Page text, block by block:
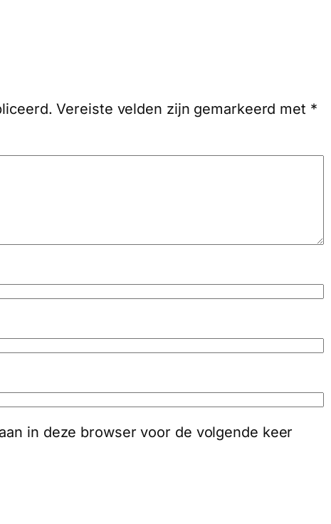
Vereiste velden zijn gemarkeerd met *
in deze browser voor de volgende keer